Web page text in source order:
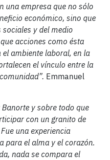
una empresa que no sólo
económico, sino que
y del medio
acciones como ésta
ambiente laboral, en la
el vínculo entre la
Emmanuel
y sobre todo que
con un granito de
una experiencia
para el alma y el corazón.
nada se compara el